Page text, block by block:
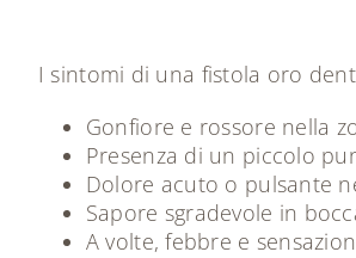
I sintomi di una fistola oro
Gonfiore e rossore nella
Presenza di un piccolo
Dolore acuto o pulsante
Sapore sgradevole in
A volte, febbre e